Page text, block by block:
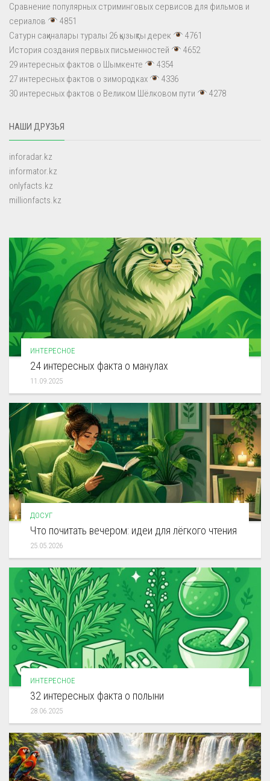
Сравнение популярных стриминговых сервисов для фильмов и
сериалов
4851
Сатурн сақиналары туралы 26 қызықты дерек
4761
История создания первых письменностей
4652
29 интересных фактов о Шымкенте
4354
27 интересных фактов о зимородках
4336
30 интересных фактов о Великом Шёлковом пути
4278
НАШИ ДРУЗЬЯ
inforadar.kz
informator.kz
onlyfacts.kz
millionfacts.kz
ИНТЕРЕСНОЕ
24 интересных факта о манулах
11.09.2025
ДОСУГ
Что почитать вечером: идеи для лёгкого чтения
25.05.2026
ИНТЕРЕСНОЕ
32 интересных факта о полыни
28.06.2025